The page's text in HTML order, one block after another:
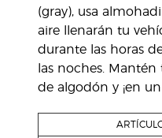
(gray), usa
aire llenarán tu
durante las horas
las noches.
de algodón y ¡en